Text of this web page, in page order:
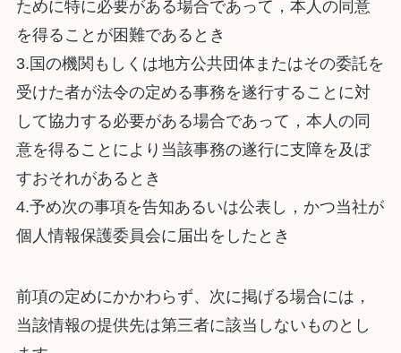
ために特に必要がある場合であって，本人の同意
を得ることが困難であるとき
3.国の機関もしくは地方公共団体またはその委託を
受けた者が法令の定める事務を遂行することに対
して協力する必要がある場合であって，本人の同
意を得ることにより当該事務の遂行に支障を及ぼ
すおそれがあるとき
4.予め次の事項を告知あるいは公表し，かつ当社が
個人情報保護委員会に届出をしたとき
前項の定めにかかわらず、次に掲げる場合には，
当該情報の提供先は第三者に該当しないものとし